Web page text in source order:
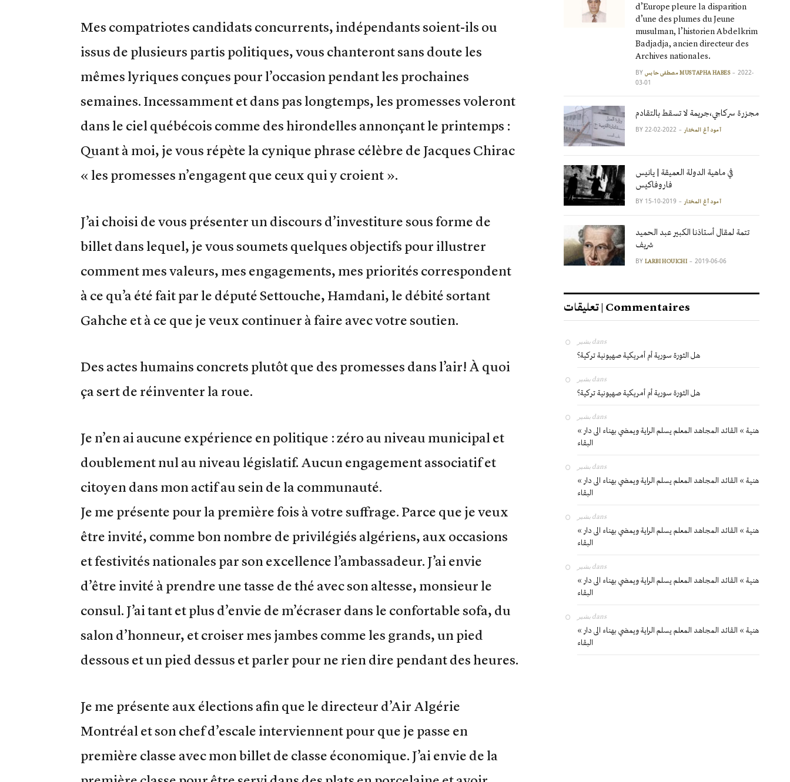
Mes compatriotes candidats concurrents, indépendants soient-ils ou
issus de plusieurs partis politiques, vous chanteront sans doute les
mêmes lyriques conçues pour l’occasion pendant les prochaines
semaines. Incessamment et dans pas longtemps, les promesses voleront
dans le ciel québécois comme des hirondelles annonçant le printemps :
Quant à moi, je vous répète la cynique phrase célèbre de Jacques Chirac
« les promesses n’engagent que ceux qui y croient ».
J’ai choisi de vous présenter un discours d’investiture sous forme de
billet dans lequel, je vous soumets quelques objectifs pour illustrer
comment mes valeurs, mes engagements, mes priorités correspondent
à ce qu’a été fait par le député Settouche, Hamdani, le débité sortant
Gahche et à ce que je veux continuer à faire avec votre soutien.
Des actes humains concrets plutôt que des promesses dans l’air! À quoi
ça sert de réinventer la roue.
Je n’en ai aucune expérience en politique : zéro au niveau municipal et
doublement nul au niveau législatif. Aucun engagement associatif et
citoyen dans mon actif au sein de la communauté.
Je me présente pour la première fois à votre suffrage. Parce que je veux
être invité, comme bon nombre de privilégiés algériens, aux occasions
et festivités nationales par son excellence l’ambassadeur. J’ai envie
d’être invité à prendre une tasse de thé avec son altesse, monsieur le
consul. J’ai tant et plus d’envie de m’écraser dans le confortable sofa, du
salon d’honneur, et croiser mes jambes comme les grands, un pied
dessous et un pied dessus et parler pour ne rien dire pendant des heures.
Je me présente aux élections afin que le directeur d’Air Algérie
Montréal et son chef d’escale interviennent pour que je passe en
première classe avec mon billet de classe économique. J’ai envie de la
d’Europe pleure la disparition
d’une des plumes du Jeune
musulman, l’historien Abdelkrim
Badjadja, ancien directeur des
Archives nationales.
BY مصطفى حابس MUSTAPHA HABES
2022-
03-01
مجزرة سركاجي،جريمة لا تسقط بالتقادم
BY آمود أغ المختار 2022-02-22
في ماهية الدولة العميقة | يانيس
فاروفاكيس
BY آمود أغ المختار 2019-10-15
تتمة لمقال أستاذنا الكبير عبد الحميد
شريف
BY LARBI HOUICHI 2019-06-06
تعليقات | Commentaires
بشير dans
هل الثورة سورية أم أمريكية صهيونية تركية؟
بشير dans
هل الثورة سورية أم أمريكية صهيونية تركية؟
بشير dans
« هنية » القائد المجاهد المعلم يسلم الراية ويمضي بهناء الى دار
البقاء
بشير dans
« هنية » القائد المجاهد المعلم يسلم الراية ويمضي بهناء الى دار
البقاء
بشير dans
« هنية » القائد المجاهد المعلم يسلم الراية ويمضي بهناء الى دار
البقاء
بشير dans
« هنية » القائد المجاهد المعلم يسلم الراية ويمضي بهناء الى دار
البقاء
بشير dans
« هنية » القائد المجاهد المعلم يسلم الراية ويمضي بهناء الى دار
البقاء